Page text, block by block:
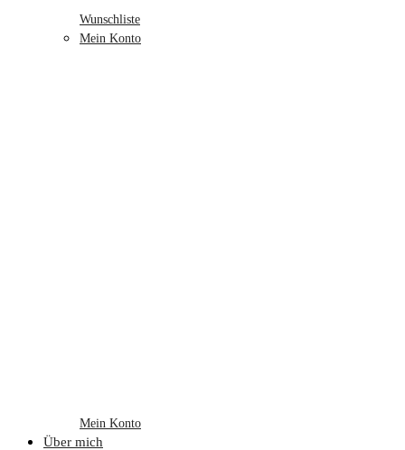
Wunschliste
Mein Konto
Mein Konto
Über mich